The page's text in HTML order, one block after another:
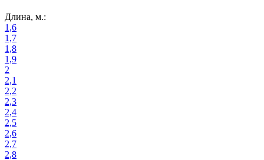
Длина, м.:
1,6
1,7
1,8
1,9
2
2,1
2,2
2,3
2,4
2,5
2,6
2,7
2,8